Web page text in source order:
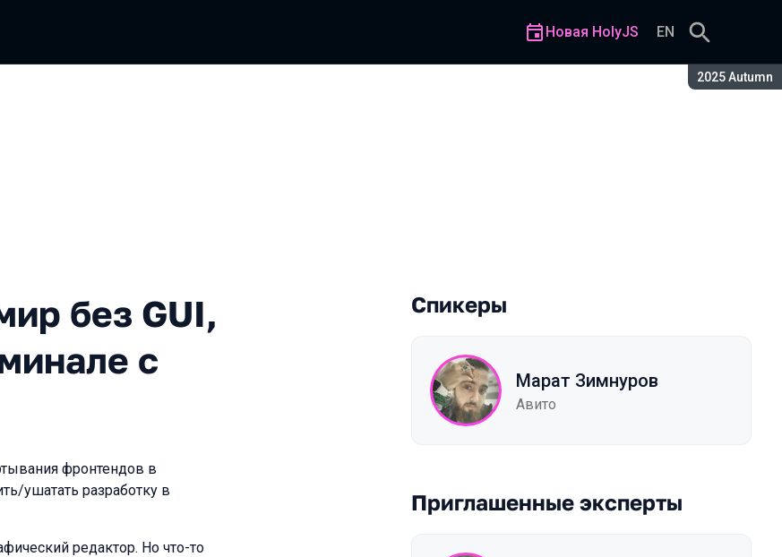
Сезон:
2025 Autumn
Новая HolyJS EN
GUI, или Как выжить в терминале с помощью
без GUI,
с
фронтендов в
ушатать разработку в
редактор. Но что-то
Спикеры
Марат Зимнуров
Авито
Приглашенные эксперты